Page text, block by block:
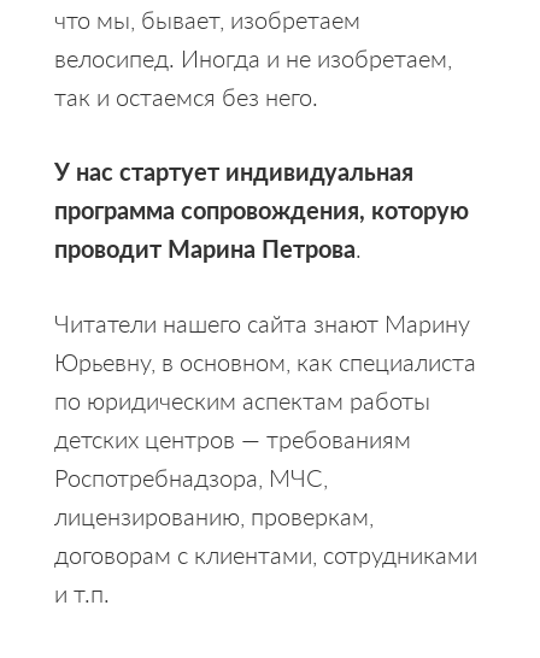
что мы, бывает, изобретаем
велосипед. Иногда и не изобретаем,
так и остаемся без него.
У нас стартует индивидуальная
программа сопровождения, которую
проводит Марина Петрова.
Читатели нашего сайта знают Марину
Юрьевну, в основном, как специалиста
по юридическим аспектам работы
детских центров — требованиям
Роспотребнадзора, МЧС,
лицензированию, проверкам,
договорам с клиентами, сотрудниками
и т.п.